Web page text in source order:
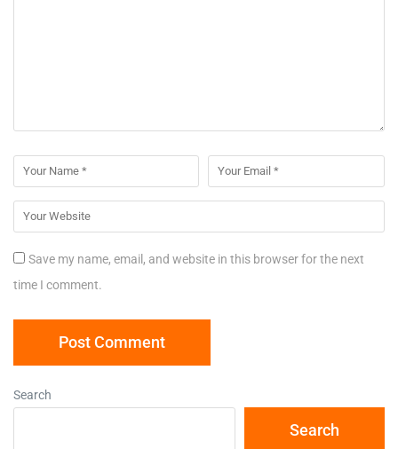
Save my name, email, and website in this browser for the next
time I comment.
Search
Search